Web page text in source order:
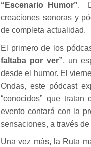
“Escenario Humor”.
creaciones sonoras y
de completa actualidad.
El primero de los
faltaba por ver”, un
desde el humor. El
Ondas, este pódcast
“conocidos” que
evento contará con la
sensaciones, a través
Una vez más, la Ruta